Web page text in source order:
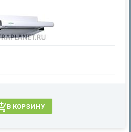
В КОРЗИНУ